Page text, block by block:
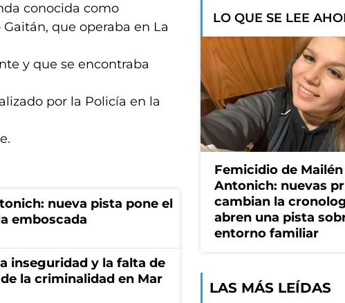
conocida como
que operaba en La
y que se encontraba
por la Policía en la
nueva pista pone el
emboscada
inseguridad y la falta de
la criminalidad en Mar
LO QUE SE LEE
Femicidio de Mailén
Antonich: nuevas
cambian la
abren una pista
entorno familiar
LAS MÁS LEÍDAS